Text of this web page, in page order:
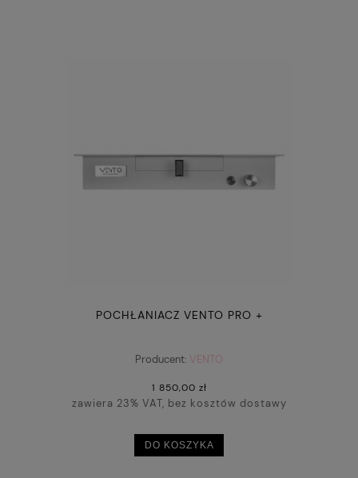
POCHŁANIACZ VENTO PRO +
Producent: VENTO
1 850,00 zł
zawiera 23% VAT, bez kosztów dostawy
DO KOSZYKA